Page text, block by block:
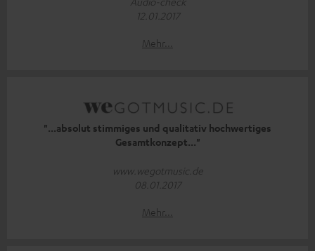
12.01.2017
Mehr...
"...absolut stimmiges und qualitativ hochwertiges
Gesamtkonzept..."
www.wegotmusic.de
08.01.2017
Mehr...